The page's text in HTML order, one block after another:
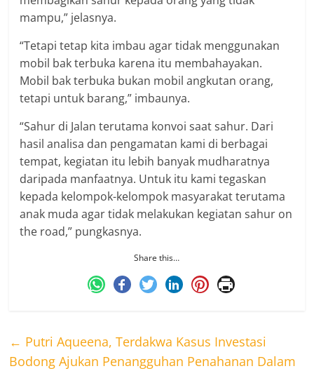
mampu,” jelasnya.
“Tetapi tetap kita imbau agar tidak menggunakan
mobil bak terbuka karena itu membahayakan.
Mobil bak terbuka bukan mobil angkutan orang,
tetapi untuk barang,” imbaunya.
“Sahur di Jalan terutama konvoi saat sahur. Dari
hasil analisa dan pengamatan kami di berbagai
tempat, kegiatan itu lebih banyak mudharatnya
daripada manfaatnya. Untuk itu kami tegaskan
kepada kelompok-kelompok masyarakat terutama
anak muda agar tidak melakukan kegiatan sahur on
the road,” pungkasnya.
Share this…
← Putri Aqueena, Terdakwa Kasus Investasi
Bodong Ajukan Penangguhan Penahanan Dalam